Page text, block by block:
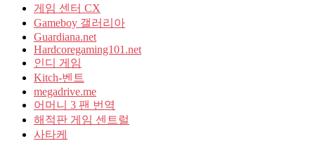
게임 센터 CX
Gameboy 갤러리아
Guardiana.net
Hardcoregaming101.net
인디 게임
Kitch-벤트
megadrive.me
어머니 3 팬 번역
해적판 게임 센트럴
사타케